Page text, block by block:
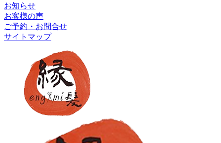
お知らせ
お客様の声
ご予約・お問合せ
サイトマップ